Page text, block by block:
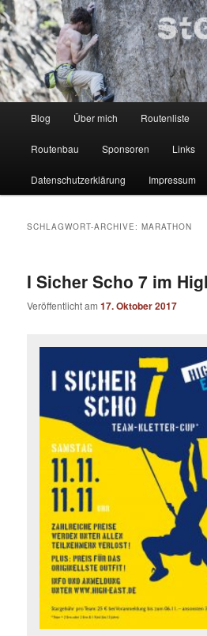
Zum
Inhalt
wechseln
Zum
sekundären
Inhalt
wechselnSteffen Hilger
Kletterer – Routenbauer – Trainer
Blog Über mich Routenliste
Routenbau Sponsoren Links
Datenschutzerklärung Impressum
SCHLAGWORT-ARCHIVE:MARATHON
I Sicher Scho 7 im
Veröffentlicht am17. Oktober 2017